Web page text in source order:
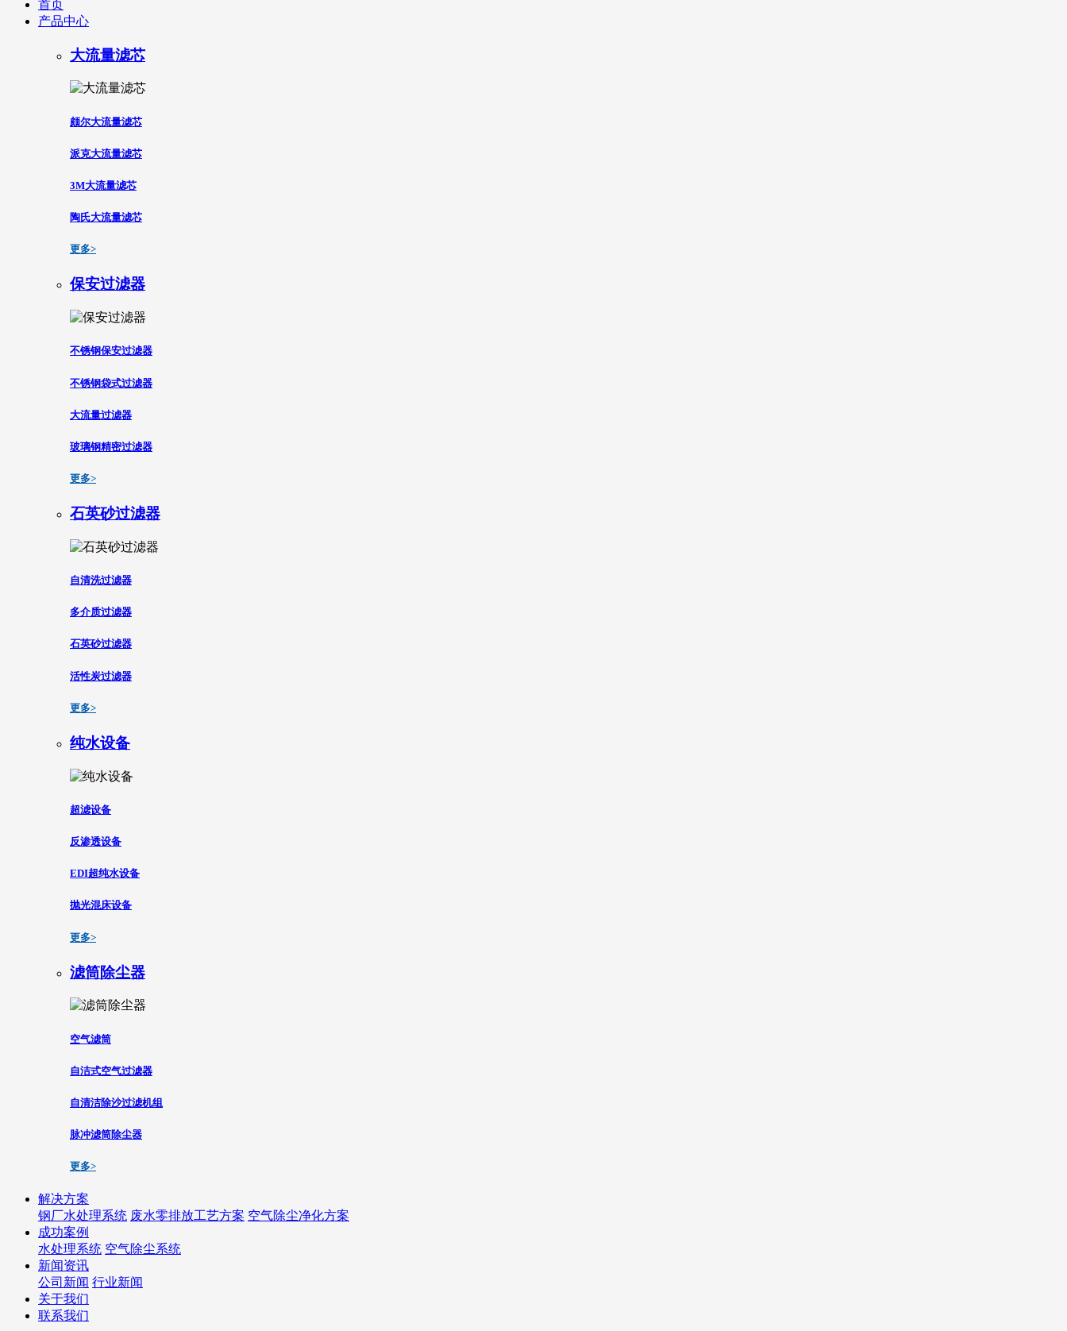
首页
产品中心
大流量滤芯
颇尔大流量滤芯
派克大流量滤芯
3M大流量滤芯
陶氏大流量滤芯
更多>
保安过滤器
不锈钢保安过滤器
不锈钢袋式过滤器
大流量过滤器
玻璃钢精密过滤器
更多>
石英砂过滤器
自清洗过滤器
多介质过滤器
石英砂过滤器
活性炭过滤器
更多>
纯水设备
超滤设备
反渗透设备
EDI超纯水设备
抛光混床设备
更多>
滤筒除尘器
空气滤筒
自洁式空气过滤器
自清洁除沙过滤机组
脉冲滤筒除尘器
更多>
解决方案
钢厂水处理系统 废水零排放工艺方案 空气除尘净化方案
成功案例
水处理系统 空气除尘系统
新闻资讯
公司新闻 行业新闻
关于我们
联系我们